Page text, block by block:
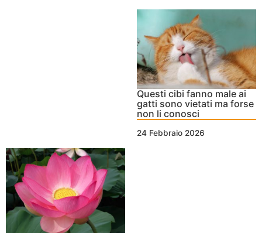
Questi cibi fanno male ai
gatti sono vietati ma forse
non li conosci
24 Febbraio 2026